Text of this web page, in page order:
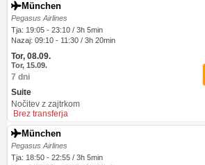
München
Pegasus Airlines
Tja: 19:05 - 23:10 / 3h 5min
Nazaj: 09:10 - 11:30 / 3h 20min
Tor, 08.09.
Tor, 15.09.
7 dni
Suite
Nočitev z zajtrkom
Brez transferja
München
Pegasus Airlines
Tja: 18:50 - 22:55 / 3h 5min